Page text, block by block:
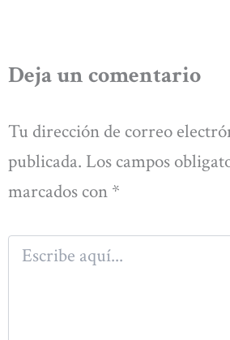
Deja un comentario
Tu dirección de correo
publicada. Los campos
marcados con *
Escribe
aquí...